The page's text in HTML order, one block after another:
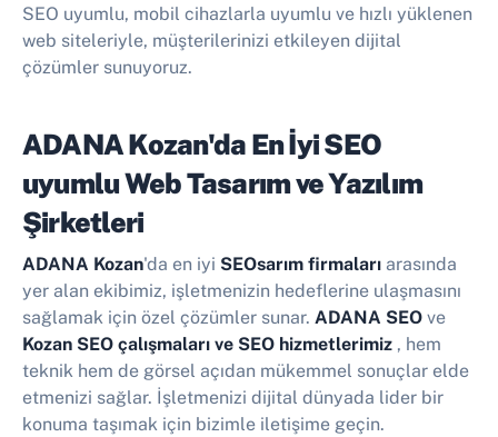
SEO uyumlu, mobil cihazlarla uyumlu ve hızlı yüklenen
web siteleriyle, müşterilerinizi etkileyen dijital
çözümler sunuyoruz.
ADANA Kozan'da En İyiSEO
uyumlu Web Tasarım ve Yazılım
Şirketleri
ADANA Kozan'da en iyi SEOsarım firmaları arasında
yer alan ekibimiz, işletmenizin hedeflerine ulaşmasını
sağlamak için özel çözümler sunar. ADANA SEO ve
Kozan SEO çalışmaları ve SEO hizmetlerimiz , hem
teknik hem de görsel açıdan mükemmel sonuçlar elde
etmenizi sağlar. İşletmenizi dijital dünyada lider bir
konuma taşımak için bizimle iletişime geçin.